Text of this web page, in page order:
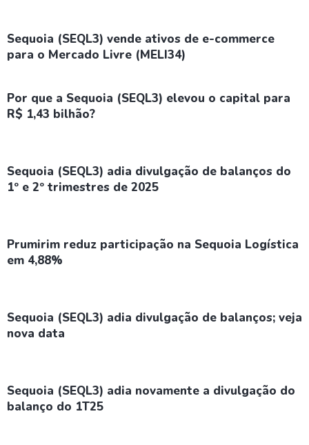
Sequoia (SEQL3) vende ativos de e-commerce
para o Mercado Livre (MELI34)
Por que a Sequoia (SEQL3) elevou o capital para
R$ 1,43 bilhão?
Sequoia (SEQL3) adia divulgação de balanços do
1º e 2º trimestres de 2025
Prumirim reduz participação na Sequoia Logística
em 4,88%
Sequoia (SEQL3) adia divulgação de balanços; veja
nova data
Sequoia (SEQL3) adia novamente a divulgação do
balanço do 1T25